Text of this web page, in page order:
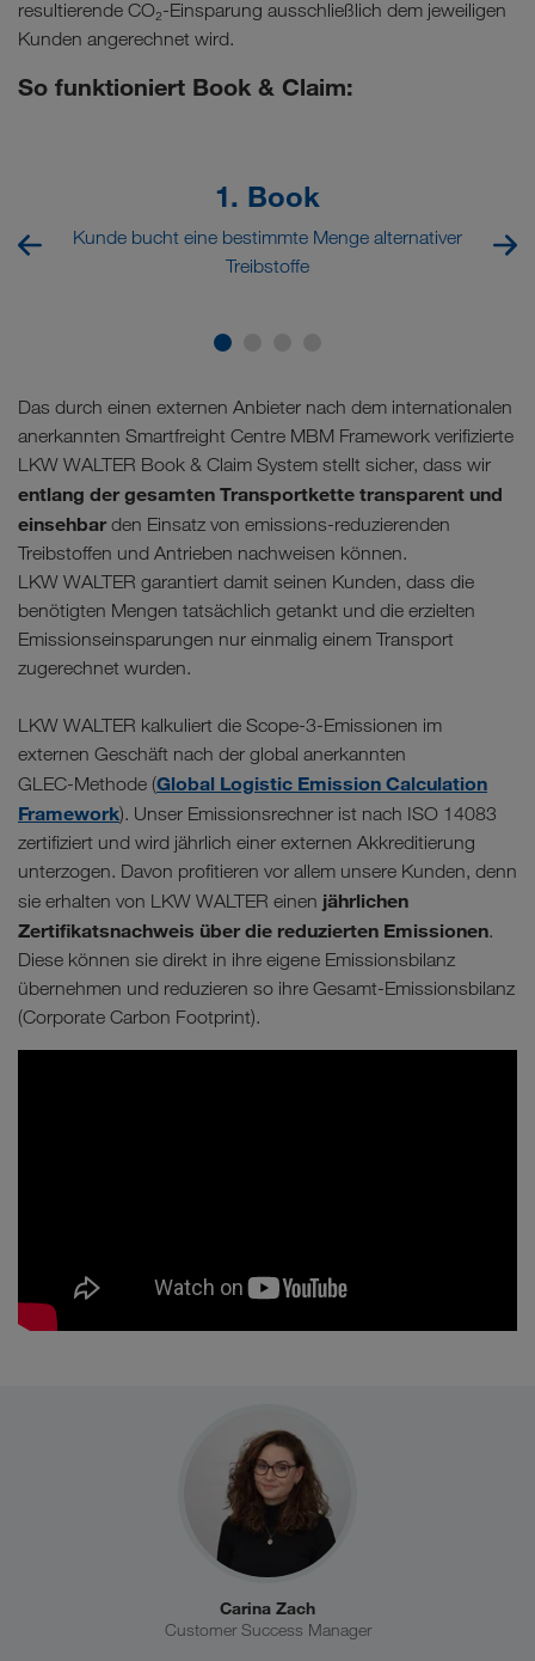
resultierende CO₂-Einsparung ausschließlich dem jeweiligen
Kunden angerechnet wird.
So funktioniert Book & Claim:
1. Book
Kunde bucht eine bestimmte Menge alternativer
Treibstoffe
Das durch einen externen Anbieter nach dem internationalen
anerkannten Smartfreight Centre MBM Framework verifizierte
LKW WALTER Book & Claim System stellt sicher, dass wir
entlang der gesamten Transportkette transparent und
einsehbar den Einsatz von emissions-reduzierenden
Treibstoffen und Antrieben nachweisen können.
LKW WALTER garantiert damit seinen Kunden, dass die
benötigten Mengen tatsächlich getankt und die erzielten
Emissionseinsparungen nur einmalig einem Transport
zugerechnet wurden.
LKW WALTER kalkuliert die Scope-3-Emissionen im
externen Geschäft nach der global anerkannten
GLEC-Methode (Global Logistic Emission Calculation
Framework). Unser Emissionsrechner ist nach ISO 14083
zertifiziert und wird jährlich einer externen Akkreditierung
unterzogen. Davon profitieren vor allem unsere Kunden, denn
sie erhalten von LKW WALTER einen jährlichen
Zertifikatsnachweis über die reduzierten Emissionen.
Diese können sie direkt in ihre eigene Emissionsbilanz
übernehmen und reduzieren so ihre Gesamt-Emissionsbilanz
(Corporate Carbon Footprint).
Carina Zach
Customer Success Manager